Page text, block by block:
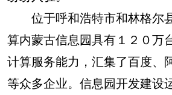
位于呼和浩特市和林格尔
算内蒙古信息园具有１２０万
计算服务能力，汇集了百度、
等众多企业。信息园开发建设